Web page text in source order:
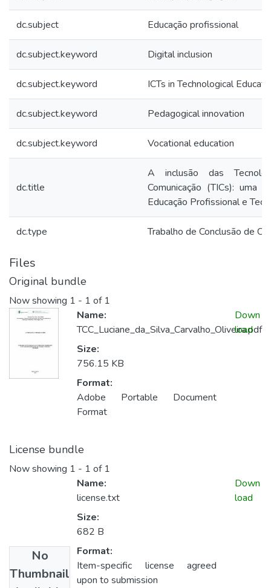
dc.subject Educação profissional
dc.subject.keyword Digital inclusion
dc.subject.keyword ICTs in Technological
dc.subject.keyword Pedagogical innovation
dc.subject.keyword Vocational education
dc.title
A inclusão das
Comunicação (TICs): uma
Educação Profissional e
dc.type Trabalho de Conclusão de
Files
Original bundle
Now showing 1 - 1 of 1
Name:
TCC_Luciane_da_Silva_Carvalho_Oliveira.pdf
Size:
756.15 KB
Format:
Adobe Portable Document
Format
Down
load
License bundle
Now showing 1 - 1 of 1
No
Thumbnail
Name:
license.txt
Size:
682 B
Format:
Item-specific license agreed
upon to submission
Down
load